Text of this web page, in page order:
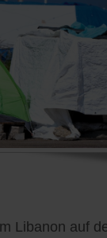
Libanon auf